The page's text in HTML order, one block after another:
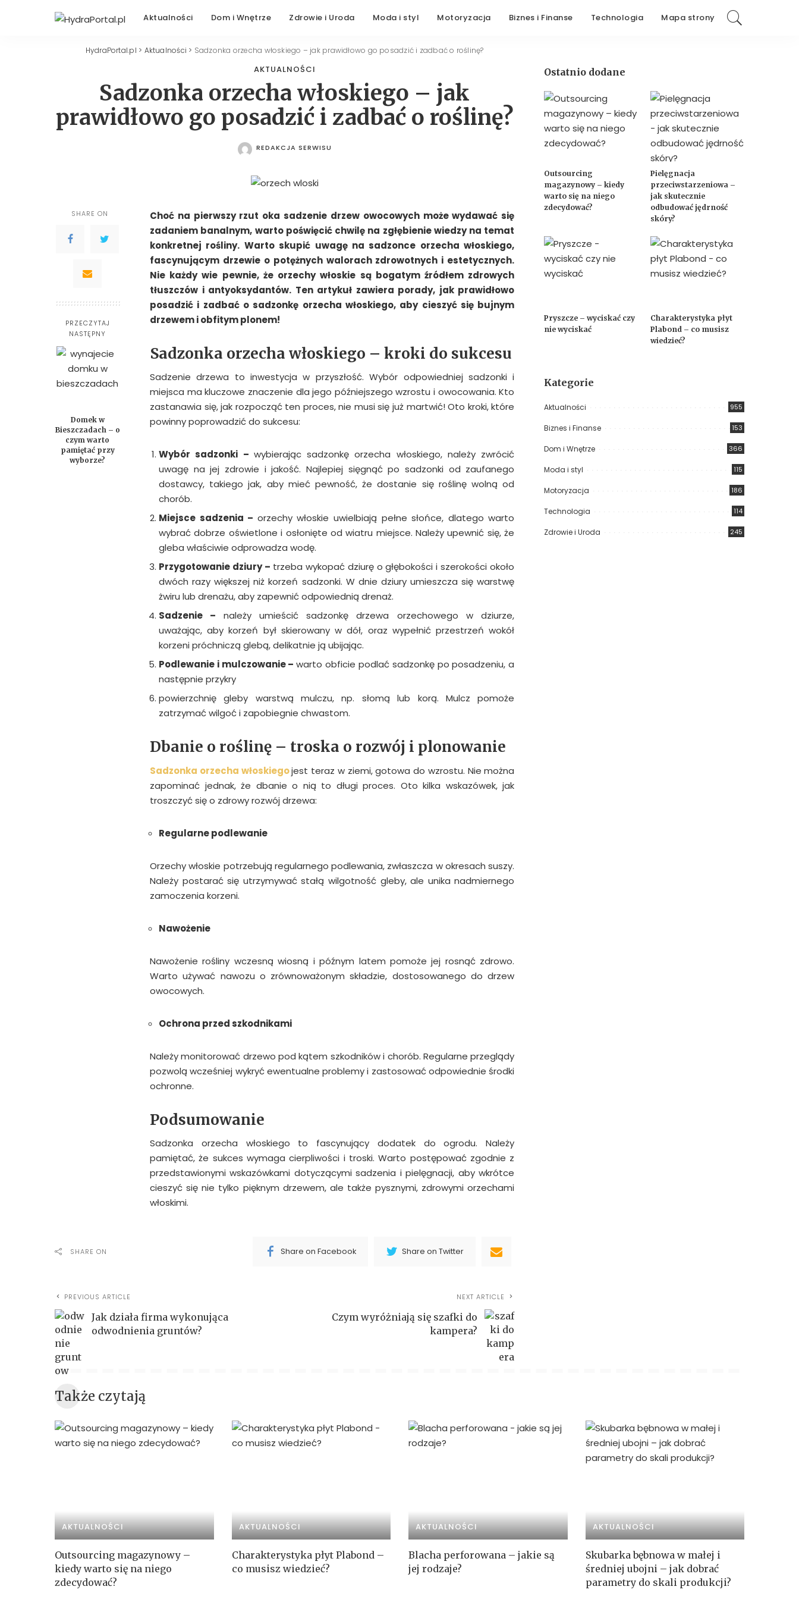
Aktualności Dom i Wnętrze Zdrowie i Uroda Moda i styl Motoryzacja Biznes i Finanse Technologia Mapa strony
HydraPortal.pl > Aktualności > Sadzonka orzecha włoskiego – jak prawidłowo go posadzić i zadbać o roślinę?
AKTUALNOŚCI
Sadzonka orzecha włoskiego – jak
prawidłowo go posadzić i zadbać o roślinę?
POSTED
REDAKCJA SERWISU
SHARE ON
PRZECZYTAJ
NASTĘPNY
Domek w
Bieszczadach – o
czym warto
pamiętać przy
wyborze?
Choć na pierwszy rzut oka sadzenie drzew owocowych może wydawać się
zadaniem banalnym, warto poświęcić chwilę na zgłębienie wiedzy na temat
konkretnej rośliny. Warto skupić uwagę na sadzonce orzecha włoskiego,
fascynującym drzewie o potężnych walorach zdrowotnych i estetycznych.
Nie każdy wie pewnie, że orzechy włoskie są bogatym źródłem zdrowych
tłuszczów i antyoksydantów. Ten artykuł zawiera porady, jak prawidłowo
posadzić i zadbać o sadzonkę orzecha włoskiego, aby cieszyć się bujnym
drzewem i obfitym plonem!
Sadzonka orzecha włoskiego – kroki do sukcesu
Sadzenie drzewa to inwestycja w przyszłość. Wybór odpowiedniej sadzonki i
miejsca ma kluczowe znaczenie dla jego późniejszego wzrostu i owocowania. Kto
zastanawia się, jak rozpocząć ten proces, nie musi się już martwić! Oto kroki, które
powinny poprowadzić do sukcesu:
Wybór sadzonki – wybierając sadzonkę orzecha włoskiego, należy zwrócić
uwagę na jej zdrowie i jakość. Najlepiej sięgnąć po sadzonki od zaufanego
dostawcy, takiego jak, aby mieć pewność, że dostanie się roślinę wolną od
chorób.
Miejsce sadzenia – orzechy włoskie uwielbiają pełne słońce, dlatego warto
wybrać dobrze oświetlone i osłonięte od wiatru miejsce. Należy upewnić się, że
gleba właściwie odprowadza wodę.
Przygotowanie dziury – trzeba wykopać dziurę o głębokości i szerokości około
dwóch razy większej niż korzeń sadzonki. W dnie dziury umieszcza się warstwę
żwiru lub drenażu, aby zapewnić odpowiednią drenaż.
Sadzenie – należy umieścić sadzonkę drzewa orzechowego w dziurze,
uważając, aby korzeń był skierowany w dół, oraz wypełnić przestrzeń wokół
korzeni próchniczą glebą, delikatnie ją ubijając.
Podlewanie i mulczowanie –warto obficie podlać sadzonkę po posadzeniu, a
następnie przykry
powierzchnię gleby warstwą mulczu, np. słomą lub korą. Mulcz pomoże
zatrzymać wilgoć i zapobiegnie chwastom.
Dbanie o roślinę – troska o rozwój i plonowanie
Sadzonka orzecha włoskiegojest teraz w ziemi, gotowa do wzrostu. Nie można
zapominać jednak, że dbanie o nią to długi proces. Oto kilka wskazówek, jak
troszczyć się o zdrowy rozwój drzewa:
Regularne podlewanie
Orzechy włoskie potrzebują regularnego podlewania, zwłaszcza w okresach suszy.
Należy postarać się utrzymywać stałą wilgotność gleby, ale unika nadmiernego
zamoczenia korzeni.
Nawożenie
Nawożenie rośliny wczesną wiosną i późnym latem pomoże jej rosnąć zdrowo.
Warto używać nawozu o zrównoważonym składzie, dostosowanego do drzew
owocowych.
Ochrona przed szkodnikami
Należy monitorować drzewo pod kątem szkodników i chorób. Regularne przeglądy
pozwolą wcześniej wykryć ewentualne problemy i zastosować odpowiednie środki
ochronne.
Podsumowanie
Sadzonka orzecha włoskiego to fascynujący dodatek do ogrodu. Należy
pamiętać, że sukces wymaga cierpliwości i troski. Warto postępować zgodnie z
przedstawionymi wskazówkami dotyczącymi sadzenia i pielęgnacji, aby wkrótce
cieszyć się nie tylko pięknym drzewem, ale także pysznymi, zdrowymi orzechami
włoskimi.
SHARE ON Share on Facebook Share on Twitter
PREVIOUS ARTICLE
Jak działa firma wykonująca
odwodnienia gruntów?
NEXT ARTICLE
Czym wyróżniają się szafki do
kampera?
Ostatnio dodane
Outsourcing
magazynowy – kiedy
warto się na niego
zdecydować?
Pielęgnacja
przeciwstarzeniowa –
jak skutecznie
odbudować jędrność
skóry?
Pryszcze – wyciskać czy
nie wyciskać
Charakterystyka płyt
Plabond – co musisz
wiedzieć?
Kategorie
Aktualności 955
Biznes i Finanse 153
Dom i Wnętrze 366
Moda i styl 115
Motoryzacja 186
Technologia 114
Zdrowie i Uroda 245
Także czytają
AKTUALNOŚCI
Outsourcing magazynowy –
kiedy warto się na niego
zdecydować?
AKTUALNOŚCI
Charakterystyka płyt Plabond –
co musisz wiedzieć?
AKTUALNOŚCI
Blacha perforowana – jakie są
jej rodzaje?
AKTUALNOŚCI
Skubarka bębnowa w małej i
średniej ubojni – jak dobrać
parametry do skali produkcji?